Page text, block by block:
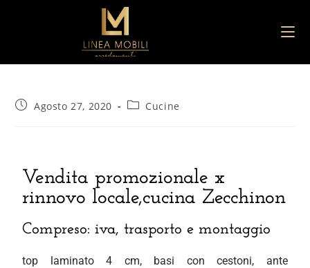
Agosto 27, 2020 Cucine
Vendita promozionale x
rinnovo locale,cucina Zecchinon
Compreso: iva, trasporto e montaggio
top laminato 4 cm, basi con cestoni, ante